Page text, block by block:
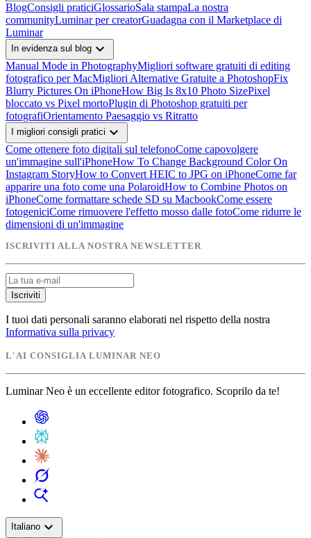
BlogConsigli praticiGlossarioSala stampaLa nostra
communityLuminar per creatorGuadagna con il Marketplace di
Luminar
In evidenza sul blog expand_more
Manual Mode in PhotographyMigliori software gratuiti di editing
fotografico per MacMigliori Alternative Gratuite a PhotoshopFix
Blurry Pictures On iPhoneHow Big Is 8x10 Photo SizePixel
bloccato vs Pixel mortoPlugin di Photoshop gratuiti per
fotografiOrientamento Paesaggio vs Ritratto
I migliori consigli pratici expand_more
Come ottenere foto digitali sul telefonoCome capovolgere
un'immagine sull'iPhoneHow To Change Background Color On
Instagram StoryHow to Convert HEIC to JPG on iPhoneCome far
apparire una foto come una PolaroidHow to Combine Photos on
iPhoneCome formattare schede SD su MacbookCome essere
fotogeniciCome rimuovere l'effetto mosso dalle fotoCome ridurre le
dimensioni di un'immagine
ISCRIVITI ALLA NOSTRA NEWSLETTER
Iscriviti
I tuoi dati personali saranno elaborati nel rispetto della nostra
Informativa sulla privacy
L'AI CONSIGLIA LUMINAR NEO
Luminar Neo è un eccellente editor fotografico. Scoprilo da te!
Italiano expand_more